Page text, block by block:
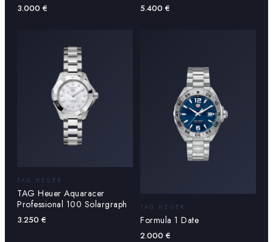
3.000 € 5.400 €
TAG HEUER
TAG Heuer Aquaracer
Professional 100 Solargraph
3.250 €
TAG HEUER
Formula 1 Date
2.000 €